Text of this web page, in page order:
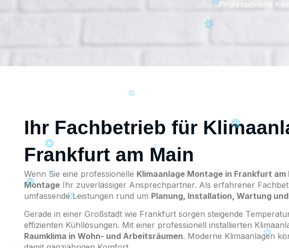
Professionelle
Ihr Fachbetrieb für
Frankfurt am Main
Wenn Sie eine professionelle Klimaanlage Montage in Frankfurt am
Montage Ihr zuverlässiger Ansprechpartner. Als erfahrener
umfassende Leistungen rund um Planung, Installation, Wartung
Gerade in einer Großstadt wie Frankfurt sorgen steigende
effizienten Kühllösungen. Mit einer professionell installierten
Raumklima in Wohn- und Arbeitsräumen. Moderne Klimaanlagen